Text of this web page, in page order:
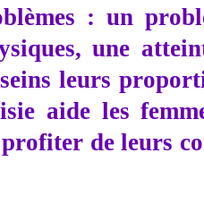
: un
une
leurs
aide les
de leurs